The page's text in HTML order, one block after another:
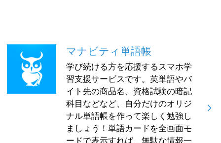
マナビティ単語帳
学び続ける方を応援するスマホ学
習支援サービスです。英単語やバ
イト先の商品名、資格試験の暗記
科目などなど、自分だけのオリジ
ナル単語帳を作って楽しく勉強し
ましょう！単語カードを全画面モ
ードで表示すれば、無駄な情報一